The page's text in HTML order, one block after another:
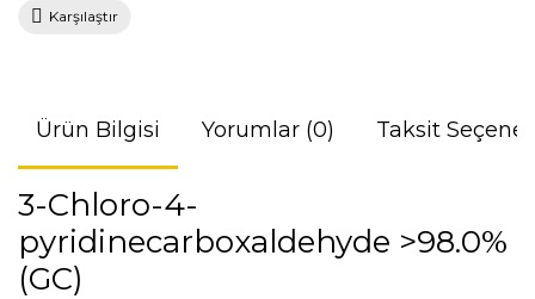
Karşılaştır
Ürün Bilgisi Yorumlar (0) Taksit
3-Chloro-4-
pyridinecarboxaldehyde >98.0%
(GC)